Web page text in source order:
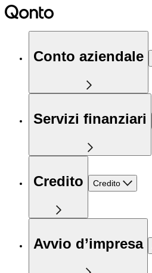
Conto aziendale
Servizi finanziari
Credito Credito
Avvio d’impresa